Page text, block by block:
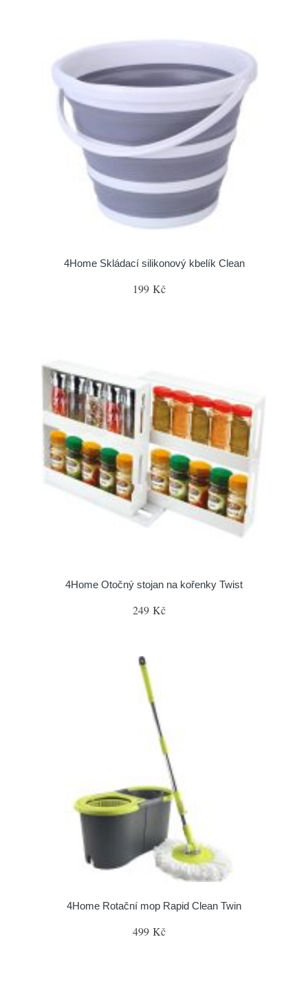
4Home Skládací silikonový kbelík Clean
199 Kč
4Home Otočný stojan na kořenky Twist
249 Kč
4Home Rotační mop Rapid Clean Twin
499 Kč